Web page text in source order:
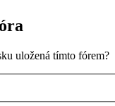
uložená tímto fórem?